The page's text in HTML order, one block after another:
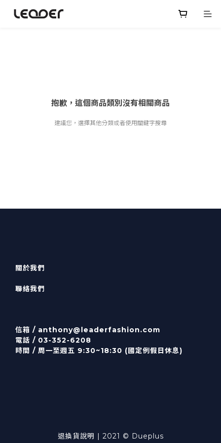
抱歉，這個商品類別沒有相關商品
建議您，選擇其他分類或者使用關鍵字搜尋
關於我們
聯絡我們
信箱 / anthony@leaderfashion.com
電話 / 03-352-6208
時間 / 周一至週五 9:30~18:30 (國定例假日休息)
退換貨說明 | 2021 © Dueplus